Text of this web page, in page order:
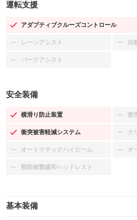
運転支援
アダプティブクルーズコントロール
：装備あり
レーンアシスト
：装備なし 自
：
パークアシスト
：装備なし
安全装備
横滑り防止装置
：装備あり 衝
：
衝突被害軽減システム
：装備あり ク
：
オートマチックハイビーム
：装備なし オ
：
頸部衝撃緩和ヘッドレスト
：装備なし
基本装備